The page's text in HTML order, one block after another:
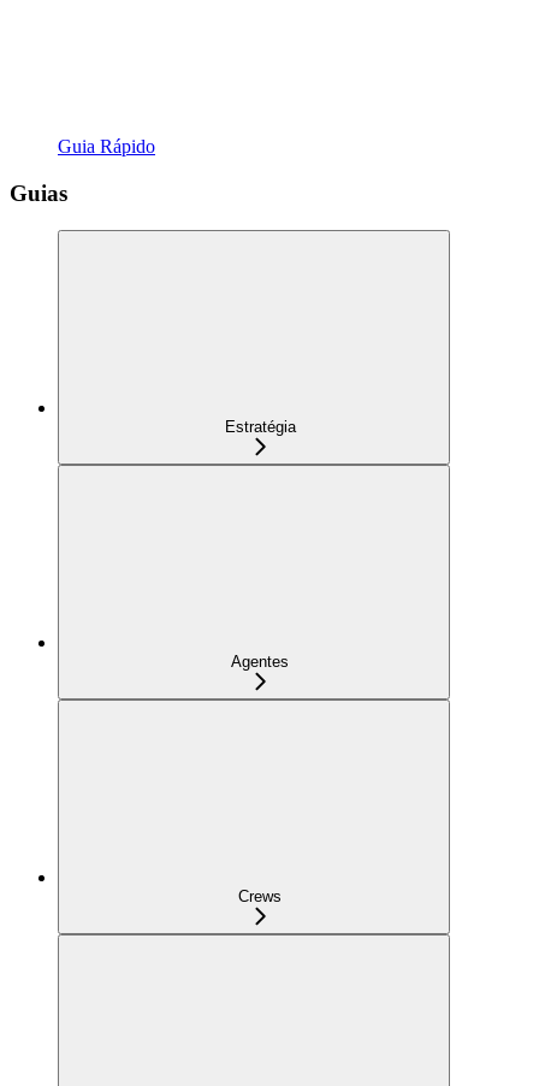
Guia Rápido
Guias
Estratégia
Agentes
Crews